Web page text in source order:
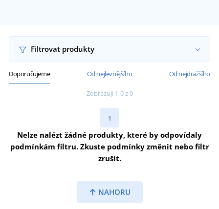
Filtrovat produkty
Doporučujeme Od nejlevnějšího Od nejdražšího
Zobrazuji 1-0 z 0
1
Nelze nalézt žádné produkty, které by odpovídaly
podmínkám filtru. Zkuste podmínky změnit nebo filtr
zrušit.
NAHORU